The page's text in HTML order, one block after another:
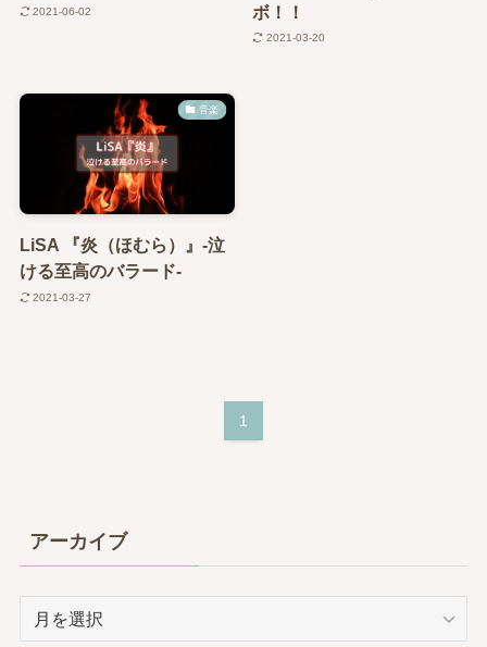
2021-06-02
ボ！！
2021-03-20
音楽
LiSA 『炎（ほむら）』-泣
ける至高のバラード‐
2021-03-27
1
アーカイブ